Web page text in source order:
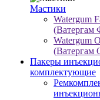
Мастики
Watergum
(Ватергам
Watergum
(Ватергам
Пакеры
комплектующие